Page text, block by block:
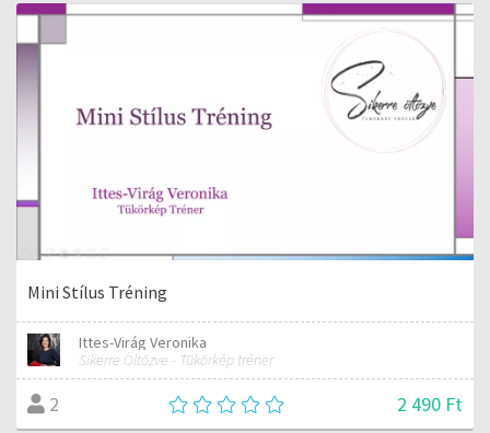
Mini Stílus Tréning
Ittes-Virág Veronika
Sikerre Öltözve - Tükörkép tréner
2 2 490 Ft